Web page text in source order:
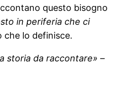
questo bisogno
in periferia che ci
che lo definisce.
storia da raccontare» –